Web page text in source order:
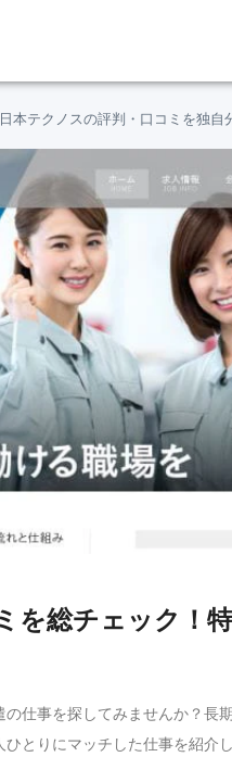
日本テクノスの評判・口コミを独自
を総チェック！
仕事を探してみませんか？長
とりにマッチした仕事を紹介